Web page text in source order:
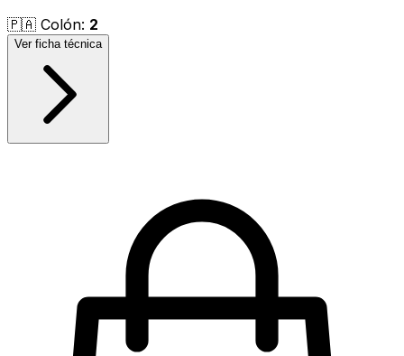
🇵🇦 Colón: 2
Ver ficha técnica